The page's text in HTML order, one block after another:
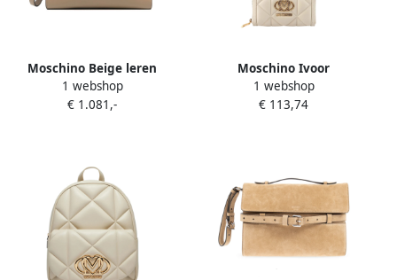
Moschino Beige leren
handtas met magnetische
sluiting Beige Dames
1 webshop
€ 1.081,-
Moschino Ivoor
Damesportemonnee
Elegant Ontwerp Beige
1 webshop
€ 113,74